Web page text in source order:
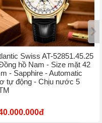
Swiss AT-52851.45.25
hồ Nam - Size mặt 42
- Sapphire - Automatic
tự động - Chịu nước 5